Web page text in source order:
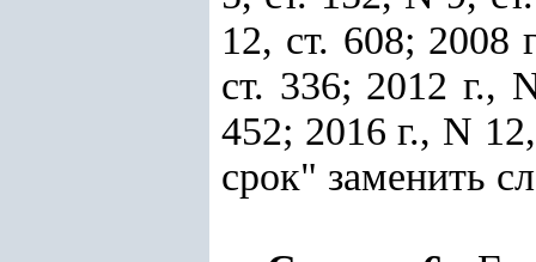
12, ст. 608; 2008
ст. 336; 2012 г.,
452; 2016 г., N
срок" заменить